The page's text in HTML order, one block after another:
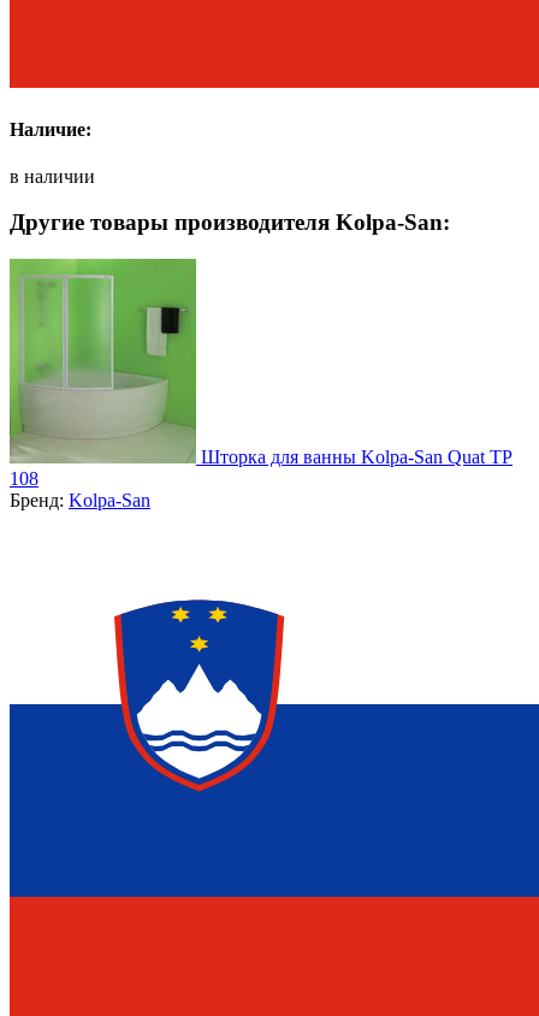
Наличие:
в наличии
Другие товары производителя Kolpa-San:
Шторка для ванны Kolpa-San Quat TP
108
Бренд: Kolpa-San